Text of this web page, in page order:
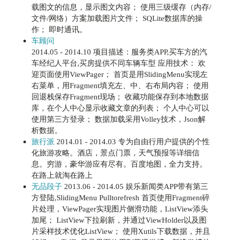
载图文的信息，显示图文内容； 使用三级缓存（内存/
文件/网络）方案加载图片文件； SQLite数据库的操
作； 即时通讯。
车顾问
2014.05 - 2014.10 项目描述：服务类APP,买车方的汽
车经纪人平台,买房提供不同车辆车型 应用技术： 欢
迎页面使用ViewPager； 首页是用SlidingMenu实现左
右菜单，用Fragment填充左、中、右布局内容； 使用
回退栈保存Fragment现场； 收藏功能保存到本地数据
库，在个人中心显示收藏文章的列表； 个人中心可以
使用第三方登录； 数据加载采用Volley技术，Json解
析数据。
旅行派 2014.01 - 2014.03 专为自由行用户提供的个性
化旅游攻略。酒店，景点门票，天气预报等详细信
息。穷游，豪华游应有尽有。百度地图，全力支持。
在路上就淘在路上
无品段子 2013.06 - 2014.05 娱乐新闻类APP带有第三
方登陆,SlidingMenu Pulltorefresh 首页使用Fragment碎
片处理，ViewPager实现图片侧滑功能，ListView添头
加尾； ListView下拉刷新，并通过ViewHolder以及图
片采样技术优化ListView； 使用Xutils下载数据，并且